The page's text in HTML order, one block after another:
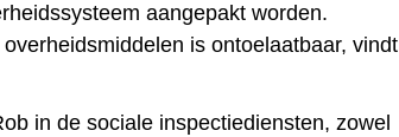
aangepakt worden.
is ontoelaatbaar, vindt
in de sociale inspectiediensten, zowel